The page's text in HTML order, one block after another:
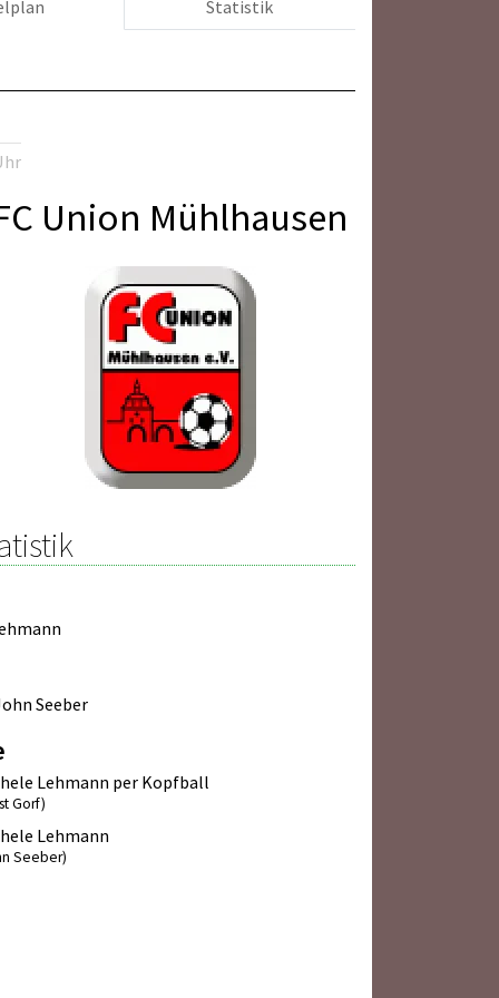
Statistik
Union Mühlhausen
Seeber
Lehmann per Kopfball
Gorf)
Lehmann
Seeber)